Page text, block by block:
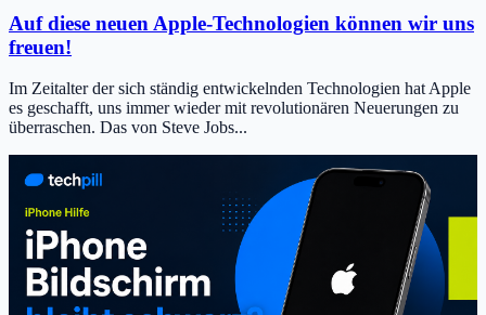
Auf diese neuen Apple-Technologien können wir uns
freuen!
Im Zeitalter der sich ständig entwickelnden Technologien hat Apple
es geschafft, uns immer wieder mit revolutionären Neuerungen zu
überraschen. Das von Steve Jobs...